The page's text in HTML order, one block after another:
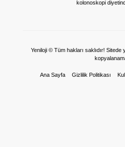
kolonoskopi
Yeniloji © Tüm hakları saklıdır!
Ana Sayfa Gizlilik Politikası